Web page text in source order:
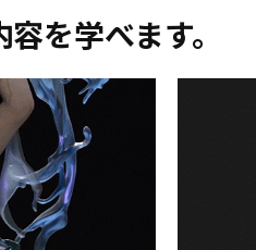
を学べます。